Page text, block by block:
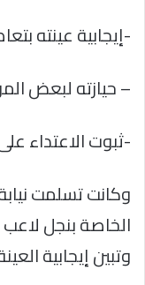
-إيجابية عينته
– حيازته لبعض
-ثبوت الاعتداء
وكانت تسلمت
الخاصة بنجل
وتبين إيجابية